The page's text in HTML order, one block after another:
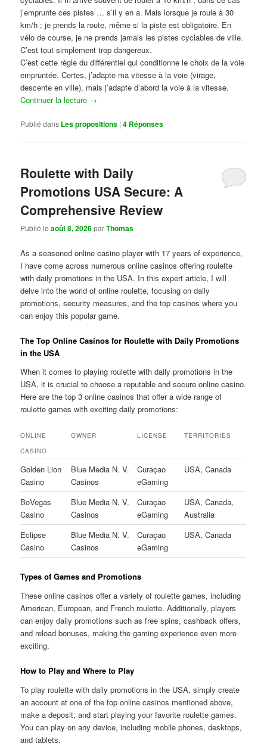
j’emprunte ces pistes … s’il y en a. Mais lorsque je roule à 30
km/h ; je prends la route, même si la piste est obligatoire. En
vélo de course, je ne prends jamais les pistes cyclables de ville.
C’est tout simplement trop dangereux.
C’est cette règle du différentiel qui conditionne le choix de la voie
empruntée. Certes, j’adapte ma vitesse à la voie (virage,
descente en ville), mais j’adapte d’abord la voie à la vitesse.
Continuer la lecture →
Publié dans Les propositions |4 Réponses
Roulette with Daily
Promotions USA Secure: A
Comprehensive Review
Publié leaoût 8, 2026parThomas
As a seasoned online casino player with 17 years of experience,
I have come across numerous online casinos offering roulette
with daily promotions in the USA. In this expert article, I will
delve into the world of online roulette, focusing on daily
promotions, security measures, and the top casinos where you
can enjoy this popular game.
The Top Online Casinos for Roulette with Daily Promotions
in the USA
When it comes to playing roulette with daily promotions in the
USA, it is crucial to choose a reputable and secure online casino.
Here are the top 3 online casinos that offer a wide range of
roulette games with exciting daily promotions:
ONLINE
CASINO
OWNER LICENSE TERRITORIES
Golden Lion
Casino
Blue Media N. V.
Casinos
Curaçao
eGaming
USA, Canada
BoVegas
Casino
Blue Media N. V.
Casinos
Curaçao
eGaming
USA, Canada,
Australia
Eclipse
Casino
Blue Media N. V.
Casinos
Curaçao
eGaming
USA, Canada
Types of Games and Promotions
These online casinos offer a variety of roulette games, including
American, European, and French roulette. Additionally, players
can enjoy daily promotions such as free spins, cashback offers,
and reload bonuses, making the gaming experience even more
exciting.
How to Play and Where to Play
To play roulette with daily promotions in the USA, simply create
an account at one of the top online casinos mentioned above,
make a deposit, and start playing your favorite roulette games.
You can play on any device, including mobile phones, desktops,
and tablets.